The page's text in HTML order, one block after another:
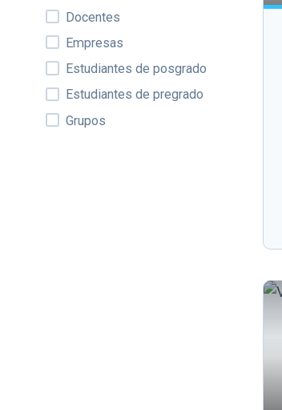
Docentes
Empresas
Estudiantes de posgrado
Estudiantes de pregrado
Grupos